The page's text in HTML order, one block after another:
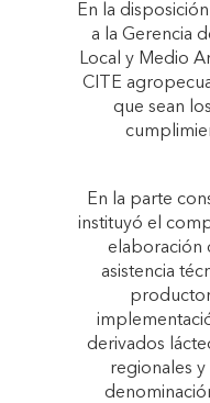
En la
a la Gerencia
Local y Medio
CITE
que sean
En la parte
instituyó el
elaboración
asistencia
derivados
regionales y